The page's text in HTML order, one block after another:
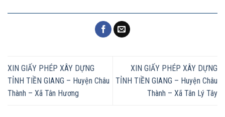
XIN GIẤY PHÉP XÂY DỰNG
TỈNH TIỀN GIANG – Huyện Châu
Thành – Xã Tân Hương
XIN GIẤY PHÉP XÂY DỰNG
TỈNH TIỀN GIANG – Huyện Châu
Thành – Xã Tân Lý Tây